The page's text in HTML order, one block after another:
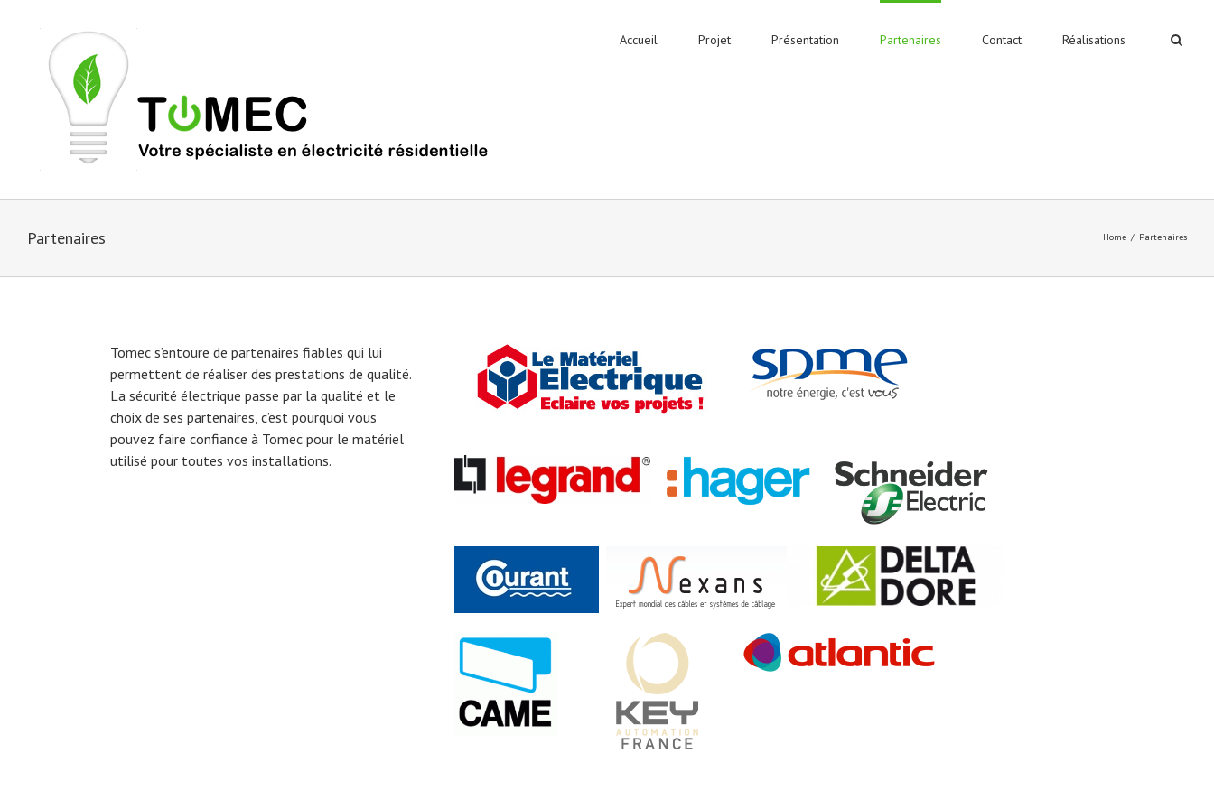
Accueil Projet Présentation Partenaires Contact Réalisations
Partenaires Home Partenaires
Tomec s’entoure de partenaires fiables qui lui
permettent de réaliser des prestations de qualité.
La sécurité électrique passe par la qualité et le
choix de ses partenaires, c’est pourquoi vous
pouvez faire confiance à Tomec pour le matériel
utilisé pour toutes vos installations.